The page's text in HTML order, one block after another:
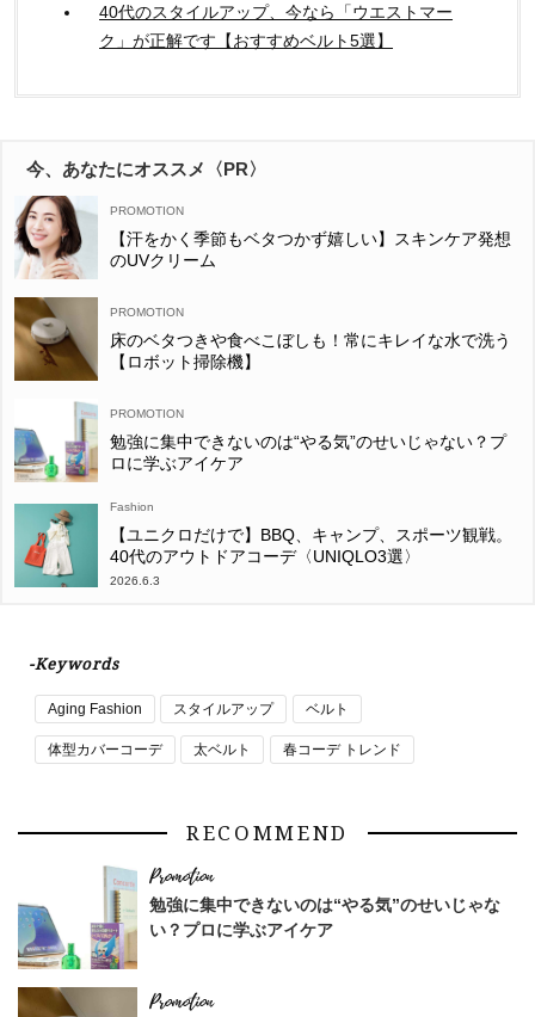
40代のスタイルアップ、今なら「ウエストマー
ク」が正解です【おすすめベルト5選】
今、あなたにオススメ〈PR〉
【汗をかく季節もベタつかず嬉しい】スキンケア発想
のUVクリーム
床のベタつきや食べこぼしも！常にキレイな水で洗う
【ロボット掃除機】
勉強に集中できないのは“やる気”のせいじゃない？プ
ロに学ぶアイケア
Fashion
【ユニクロだけで】BBQ、キャンプ、スポーツ観戦。
40代のアウトドアコーデ〈UNIQLO3選〉
2026.6.3
-Keywords
Aging Fashion スタイルアップ ベルト
体型カバーコーデ 太ベルト 春コーデ トレンド
RECOMMEND
勉強に集中できないのは“やる気”のせいじゃな
い？プロに学ぶアイケア